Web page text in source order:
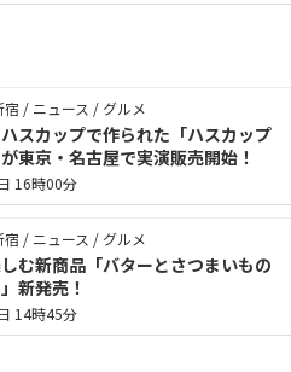
宿 / ニュース / グルメ
スカップで作られた「ハスカップ
東京・名古屋で実演販売開始！
16時00分
宿 / ニュース / グルメ
む新商品「バターとさつまいもの
新発売！
14時45分